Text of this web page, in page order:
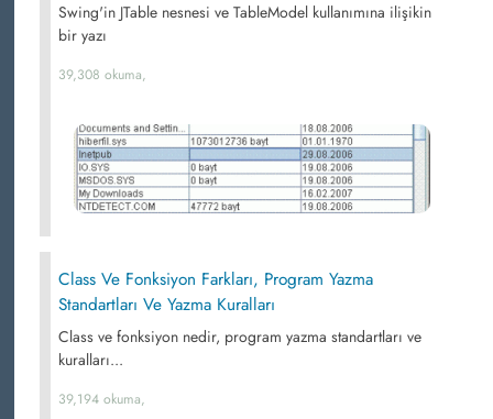
Swing'in JTable nesnesi ve TableModel kullanımına ilişikin
bir yazı
39,308 okuma,
Class Ve Fonksiyon Farkları, Program Yazma
Standartları Ve Yazma Kuralları
Class ve fonksiyon nedir, program yazma standartları ve
kuralları...
39,194 okuma,